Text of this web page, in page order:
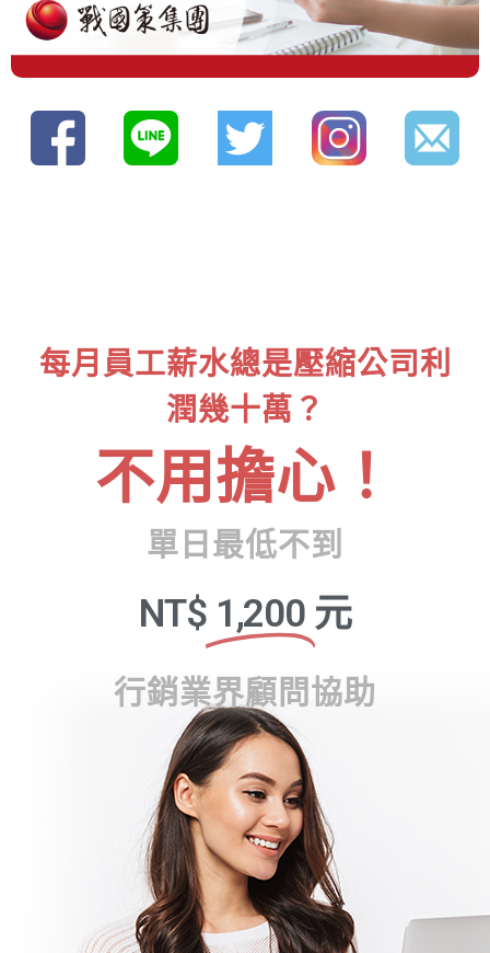
每月員工薪水總是壓縮公司利
潤幾十萬？
不用擔心！
單日最低不到
NT$ 1,200 元
行銷業界顧問協助